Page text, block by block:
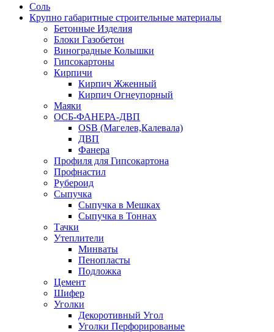
Соль
Крупно габаритные строительные материалы
Бетонные Изделия
Блоки Газобетон
Виноградные Колышки
Гипсокартоны
Кирпичи
Кирпич Жженный
Кирпич Огнеупорный
Маяки
ОСБ-ФАНЕРА-ДВП
OSB (Магелев,Калевала)
ДВП
Фанера
Профиля для Гипсокартона
Профнастил
Рубероид
Сыпучка
Сыпучка в Мешках
Сыпучка в Тоннах
Тачки
Утеплители
Минваты
Пенопласты
Подложка
Цемент
Шифер
Уголки
Декоротивный Угол
Уголки Перфорированые